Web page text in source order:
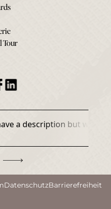
Tour
DatenschutzBarrierefreiheit